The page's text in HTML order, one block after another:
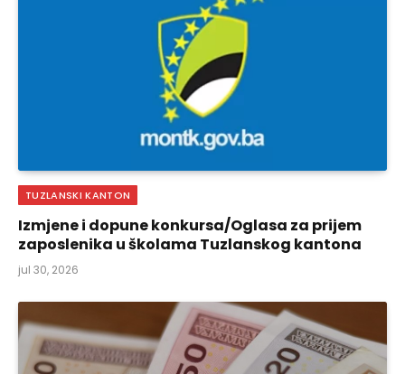
TUZLANSKI KANTON
Izmjene i dopune konkursa/Oglasa za prijem
zaposlenika u školama Tuzlanskog kantona
jul 30, 2026